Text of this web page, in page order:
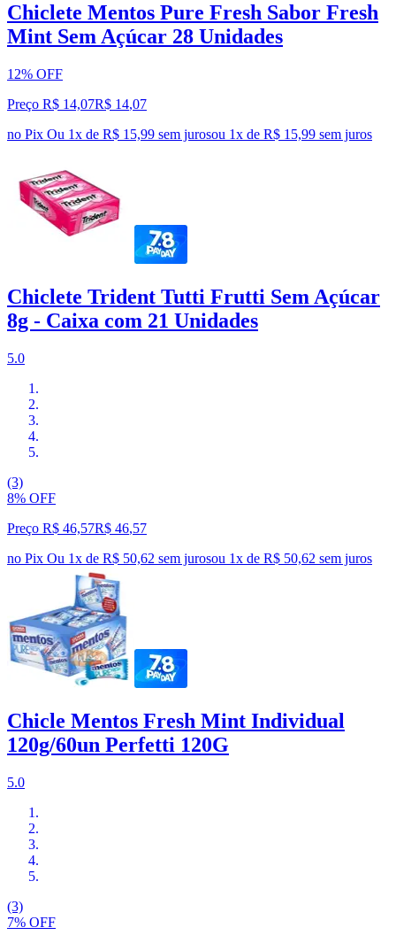
Chiclete Mentos Pure Fresh Sabor Fresh
Mint Sem Açúcar 28 Unidades
12% OFF
Preço R$ 14,07R$ 14,07
no Pix Ou 1x de R$ 15,99 sem jurosou 1x de R$ 15,99 sem juros
Chiclete Trident Tutti Frutti Sem Açúcar
8g - Caixa com 21 Unidades
5.0
(3)
8% OFF
Preço R$ 46,57R$ 46,57
no Pix Ou 1x de R$ 50,62 sem jurosou 1x de R$ 50,62 sem juros
Chicle Mentos Fresh Mint Individual
120g/60un Perfetti 120G
5.0
(3)
7% OFF